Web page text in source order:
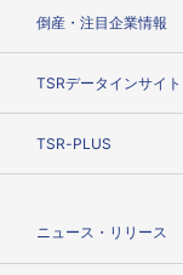
倒産・注目企業情報
TSRデータインサイト
TSR-PLUS
ニュース・リリース